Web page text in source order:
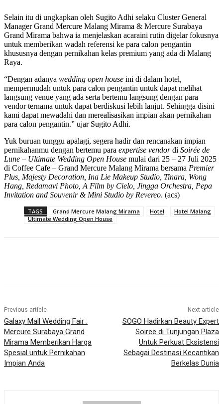
Selain itu di ungkapkan oleh Sugito Adhi selaku Cluster General
Manager Grand Mercure Malang Mirama & Mercure Surabaya
Grand Mirama bahwa ia menjelaskan acaraini rutin digelar fokusnya
untuk memberikan wadah referensi ke para calon pengantin
khususnya dengan pernikahan kelas premium yang ada di Malang
Raya.
“Dengan adanya wedding open house ini di dalam hotel,
mempermudah untuk para calon pengantin untuk dapat melihat
langsung venue yang ada serta bertemu langsung dengan para
vendor ternama untuk dapat berdiskusi lebih lanjut. Sehingga disini
kami dapat mewadahi dan merealisasikan impian akan pernikahan
para calon pengantin.” ujar Sugito Adhi.
Yuk buruan tunggu apalagi, segera hadir dan rencanakan impian
pernikahanmu dengan bertemu para expertise vendordi Soirée de
Lune – Ultimate Wedding Open House mulai dari 25 – 27 Juli 2025
di Coffee Cafe – Grand Mercure Malang Mirama bersama Premier
Plus, Majesty Decoration, Ina Lie Makeup Studio, Tinara, Wong
Hang, Redamavi Photo, A Film by Cielo, Jingga Orchestra, Pepa
Invitation and Souvenir & Mini Studio by Revereo. (acs)
TAGS Grand Mercure Malang Mirama Hotel
Hotel Malang
Ultimate Wedding Open House
Previous article
Galaxy Mall Wedding Fair :
Mercure Surabaya Grand
Mirama Memberikan Harga
Spesial untuk Pernikahan
Impian Anda
Next article
SOGO Hadirkan Beauty Expert
Soiree di Tunjungan Plaza
Untuk Perkuat Eksistensi
Sebagai Destinasi Kecantikan
Berkelas Dunia